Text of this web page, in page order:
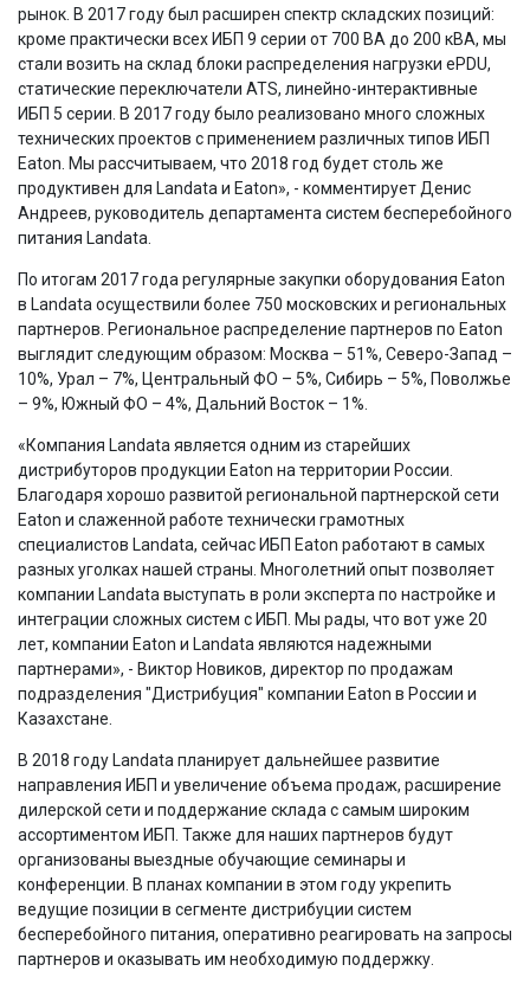
рынок. В 2017 году был расширен спектр складских позиций:
кроме практически всех ИБП 9 серии от 700 ВА до 200 кВА, мы
стали возить на склад блоки распределения нагрузки ePDU,
статические переключатели ATS, линейно-интерактивные
ИБП 5 серии. В 2017 году было реализовано много сложных
технических проектов с применением различных типов ИБП
Eaton. Мы рассчитываем, что 2018 год будет столь же
продуктивен для Landata и Eaton», - комментирует Денис
Андреев, руководитель департамента систем бесперебойного
питания Landata.
По итогам 2017 года регулярные закупки оборудования Eaton
в Landata осуществили более 750 московских и региональных
партнеров. Региональное распределение партнеров по Eaton
выглядит следующим образом: Москва – 51%, Северо-Запад –
10%, Урал – 7%, Центральный ФО – 5%, Сибирь – 5%, Поволжье
– 9%, Южный ФО – 4%, Дальний Восток – 1%.
«Компания Landata является одним из старейших
дистрибуторов продукции Eaton на территории России.
Благодаря хорошо развитой региональной партнерской сети
Eaton и слаженной работе технически грамотных
специалистов Landata, сейчас ИБП Eaton работают в самых
разных уголках нашей страны. Многолетний опыт позволяет
компании Landata выступать в роли эксперта по настройке и
интеграции сложных систем с ИБП. Мы рады, что вот уже 20
лет, компании Eaton и Landata являются надежными
партнерами», - Виктор Новиков, директор по продажам
подразделения "Дистрибуция" компании Eaton в России и
Казахстане.
В 2018 году Landata планирует дальнейшее развитие
направления ИБП и увеличение объема продаж, расширение
дилерской сети и поддержание склада с самым широким
ассортиментом ИБП. Также для наших партнеров будут
организованы выездные обучающие семинары и
конференции. В планах компании в этом году укрепить
ведущие позиции в сегменте дистрибуции систем
бесперебойного питания, оперативно реагировать на запросы
партнеров и оказывать им необходимую поддержку.